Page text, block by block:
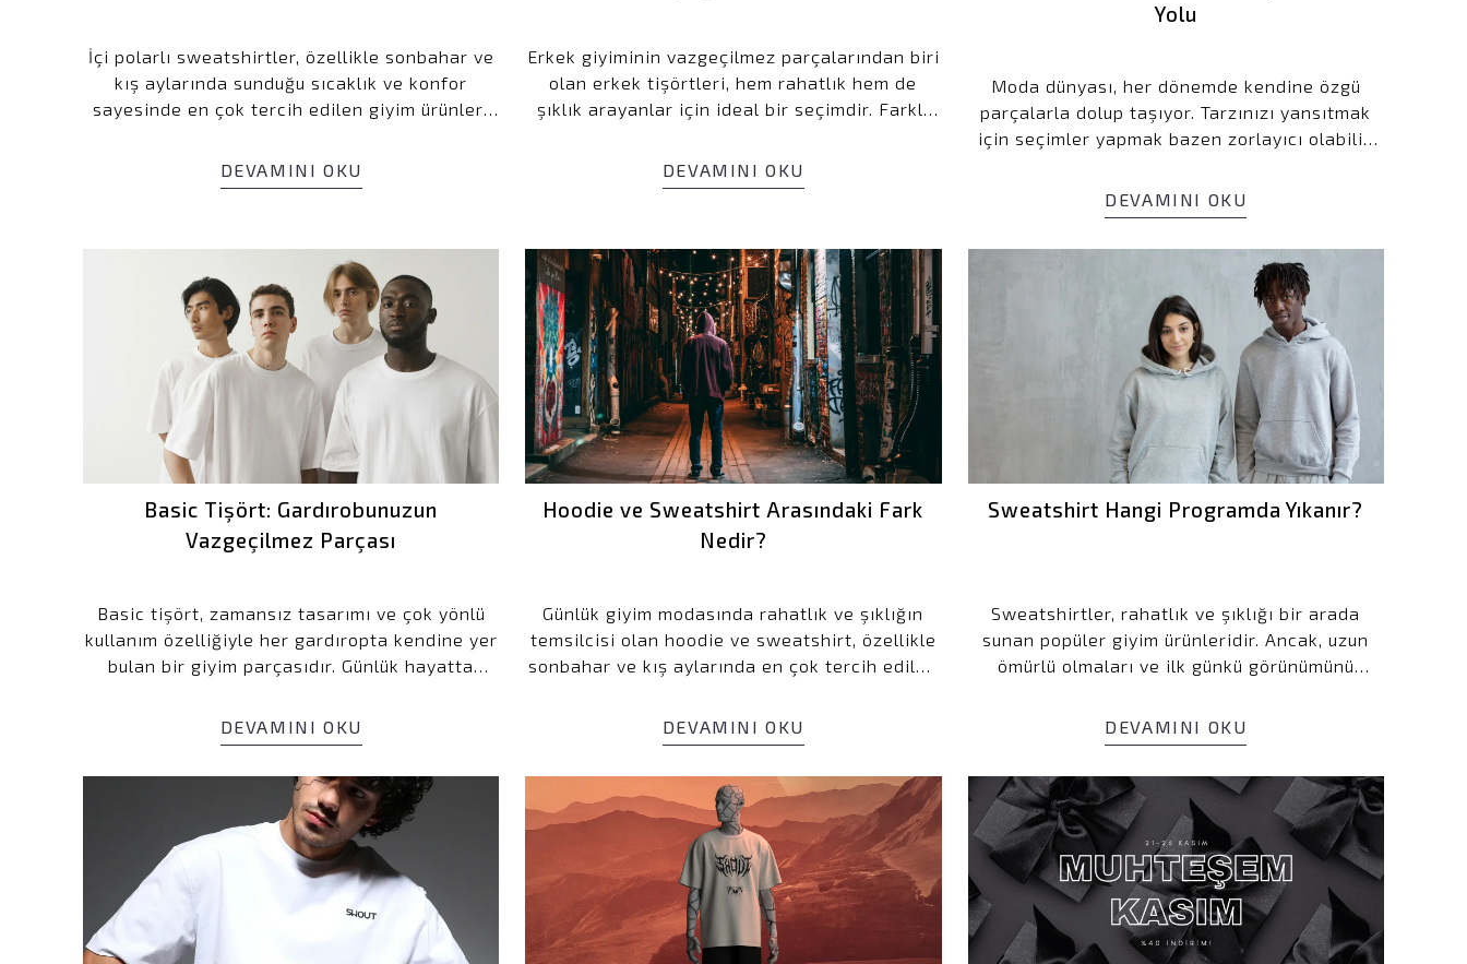
İçi polarlı sweatshirtler, özellikle sonbahar ve
kış aylarında sunduğu sıcaklık ve konfor
sayesinde en çok tercih edilen giyim ürünleri
yıkanması; tüylenme, sertleşme, form kaybı ve
poların dökülmesi gibi sorunlara yol açabilir.
DEVAMINI OKU
Erkek giyiminin vazgeçilmez parçalarından biri
olan erkek tişörtleri, hem rahatlık hem de
şıklık arayanlar için ideal bir seçimdir. Farklı
tarza hitap eden bu ürünler, günlük hayatta
özgün bir stil oluşturmanızı sağlar. Özellikle
kombinlerinizde kendine yer bulabilir.
Markalardan fiyat aralıklarına, yaz
koleksiyonlarından kombin önerilerine kadar
farklı unsurlar, ideal tişörtü bulma sürecini
etkiler. İşte bu yazıda, stil ve rahatlığın
buluştuğu bu tasarım harikası parçaları
derinlemesine inceleyeceğiz.
DEVAMINI OKU
Yolu
Moda dünyası, her dönemde kendine özgü
parçalarla dolup taşıyor. Tarzınızı yansıtmak
için seçimler yapmak bazen zorlayıcı olabilir.
de rahat görünmek mümkün. Shout Oversize
Nishikigoi Fukushima Unisex Hoodie, bu
hem de kadınlar için tasarlanan bu hoodie,
rahat kesimi ve benzersiz tasarımıyla dikkat
çekiyor.
DEVAMINI OKU
Basic Tişört: Gardırobunuzun
Vazgeçilmez Parçası
Basic tişört, zamansız tasarımı ve çok yönlü
kullanım özelliğiyle her gardıropta kendine yer
bulan bir giyim parçasıdır. Günlük hayatta
kombin seçeneğiyle şıklığı da garantiler. Peki,
basic tişört nedir, hangi özelliklere sahiptir ve
bilmeniz gereken her şey!
DEVAMINI OKU
Hoodie ve Sweatshirt Arasındaki Fark
Nedir?
Günlük giyim modasında rahatlık ve şıklığın
temsilcisi olan hoodie ve sweatshirt, özellikle
sonbahar ve kış aylarında en çok tercih edilen
kıyafet arasındaki farklar sıklıkla
karıştırılabilir. Bu rehberde, hoodie ve
açıklayarak, hangisinin ihtiyaçlarınıza daha
uygun olduğunu bulmanıza yardımcı olacağız.
DEVAMINI OKU
Sweatshirt Hangi Programda Yıkanır?
Sweatshirtler, rahatlık ve şıklığı bir arada
sunan popüler giyim ürünleridir. Ancak, uzun
ömürlü olmaları ve ilk günkü görünümünü
oldukça önemlidir. Yanlış yıkama yöntemleri,
sweatshirtlerin çekmesine, solmasına veya
sweatshirtlerinizi güvenle yıkayabilmeniz için
dikkat etmeniz gereken tüm detayları ele
alıyoruz.
DEVAMINI OKU